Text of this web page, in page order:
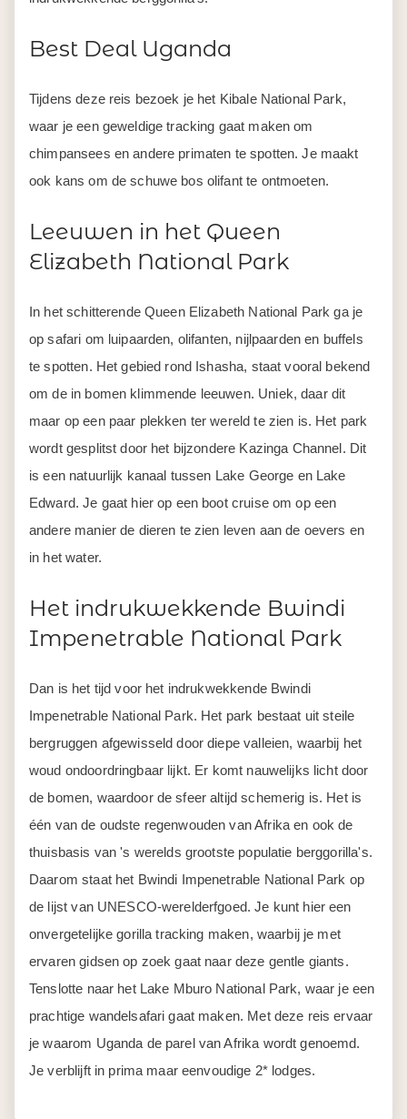
Best Deal Uganda
Tijdens deze reis bezoek je het Kibale National Park,
waar je een geweldige tracking gaat maken om
chimpansees en andere primaten te spotten. Je maakt
ook kans om de schuwe bos olifant te ontmoeten.
Leeuwen in het Queen
Elizabeth National Park
In het schitterende Queen Elizabeth National Park ga je
op safari om luipaarden, olifanten, nijlpaarden en buffels
te spotten. Het gebied rond Ishasha, staat vooral bekend
om de in bomen klimmende leeuwen. Uniek, daar dit
maar op een paar plekken ter wereld te zien is. Het park
wordt gesplitst door het bijzondere Kazinga Channel. Dit
is een natuurlijk kanaal tussen Lake George en Lake
Edward. Je gaat hier op een boot cruise om op een
andere manier de dieren te zien leven aan de oevers en
in het water.
Het indrukwekkende Bwindi
Impenetrable National Park
Dan is het tijd voor het indrukwekkende Bwindi
Impenetrable National Park. Het park bestaat uit steile
bergruggen afgewisseld door diepe valleien, waarbij het
woud ondoordringbaar lijkt. Er komt nauwelijks licht door
de bomen, waardoor de sfeer altijd schemerig is. Het is
één van de oudste regenwouden van Afrika en ook de
thuisbasis van 's werelds grootste populatie berggorilla's.
Daarom staat het Bwindi Impenetrable National Park op
de lijst van UNESCO-werelderfgoed. Je kunt hier een
onvergetelijke gorilla tracking maken, waarbij je met
ervaren gidsen op zoek gaat naar deze gentle giants.
Tenslotte naar het Lake Mburo National Park, waar je een
prachtige wandelsafari gaat maken. Met deze reis ervaar
je waarom Uganda de parel van Afrika wordt genoemd.
Je verblijft in prima maar eenvoudige 2* lodges.